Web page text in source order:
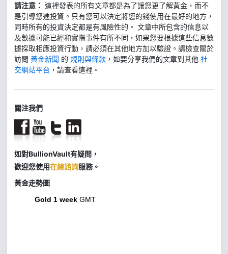
請注意： 這裡發表的所有文章都是為了讓您更了解黃金，而不
是引導您進投資。只有您可以決定將您的錢使用在最好的地方，
同時所有的投資決定都是有風險性的。 文章中所包含的信息以
及數據可能已經和實際事件有所不同，如果您要根據這些信息數
據採取相應投資行動，請必須在其他地方加以驗證。請檢查關於
訪問 黃金新聞 的 規則與條款 ，如要分享我們的文章到其他 社
交網站平台 ，請查看這裡。
關注我們
如對BullionVault有疑問，
歡迎您使用在線諮詢服務。
黃金走勢圖
Gold 1 week GMT